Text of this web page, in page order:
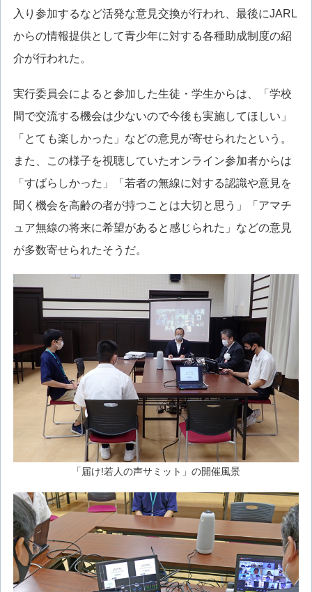
入り参加するなど活発な意見交換が行われ、最後にJARL
からの情報提供として青少年に対する各種助成制度の紹
介が行われた。
実行委員会によると参加した生徒・学生からは、「学校
間で交流する機会は少ないので今後も実施してほしい」
「とても楽しかった」などの意見が寄せられたという。
また、この様子を視聴していたオンライン参加者からは
「すばらしかった」「若者の無線に対する認識や意見を
聞く機会を高齢の者が持つことは大切と思う」「アマチ
ュア無線の将来に希望があると感じられた」などの意見
が多数寄せられたそうだ。
「届け!若人の声サミット」の開催風景